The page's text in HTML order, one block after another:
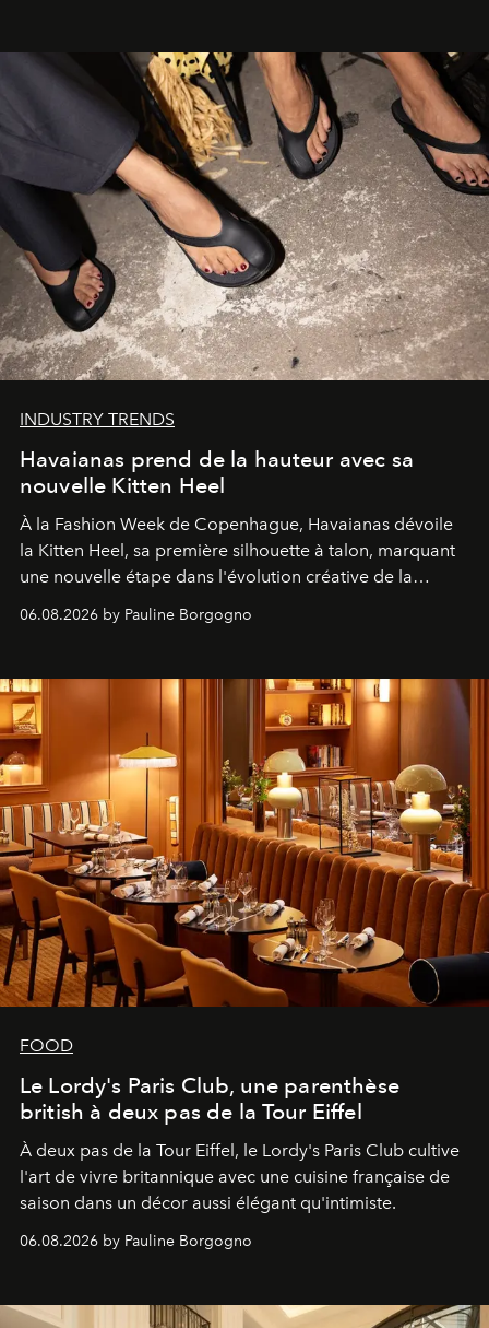
INDUSTRY TRENDS
Havaianas prend de la hauteur avec sa
nouvelle Kitten Heel
À la Fashion Week de Copenhague, Havaianas dévoile
la Kitten Heel, sa première silhouette à talon, marquant
une nouvelle étape dans l'évolution créative de la
06.08.2026 by Pauline Borgogno
FOOD
Le Lordy's Paris Club, une parenthèse
british à deux pas de la Tour Eiffel
À deux pas de la Tour Eiffel, le Lordy's Paris Club cultive
l'art de vivre britannique avec une cuisine française de
saison dans un décor aussi élégant qu'intimiste.
06.08.2026 by Pauline Borgogno